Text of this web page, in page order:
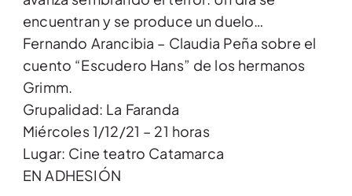
encuentran y se produce un duelo…
Fernando Arancibia – Claudia Peña sobre el
cuento “Escudero Hans” de los hermanos
Grimm.
Grupalidad: La Faranda
Miércoles 1/12/21 – 21 horas
Lugar: Cine teatro Catamarca
EN ADHESIÓN